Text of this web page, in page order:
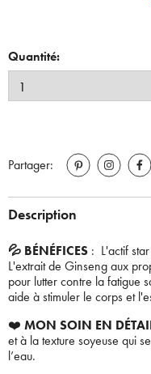
Quantité:
Partager:
Description
💦 BÉNÉFICES : L'actif
L'extrait de Ginseng aux
pour lutter contre la fatigue
aide à stimuler le corps et
❤️ MON SOIN EN
et à la texture soyeuse qui
l’eau.